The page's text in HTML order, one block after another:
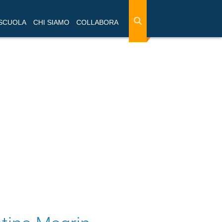
CHI SIAMO COLLABORA